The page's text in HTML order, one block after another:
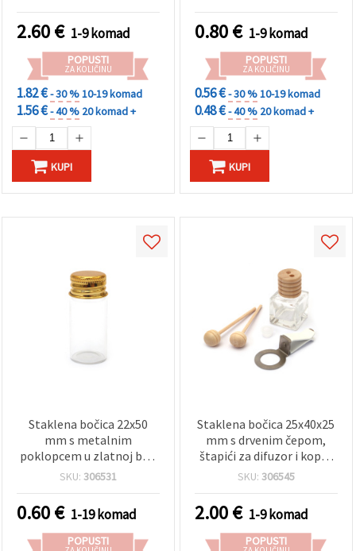
2.60€ 1-9 komad
POPUSTI
ZA KOLIČINU
1.82 €- 30 %10-19 komad
1.56 €- 40 % 20 komad +
KUPI
0.80€ 1-9 komad
POPUSTI
ZA KOLIČINU
0.56 €- 30 %10-19 komad
0.48 €- 40 % 20 komad +
KUPI
Staklena bočica 22x50
mm s metalnim
poklopcem u zlatnoj boji
za hobi i kreativne
SKU: 306531
0.60€ 1-19 komad
POPUSTI
Staklena bočica 25x40x25
mm s drvenim čepom,
štapići za difuzor i kopča
za miris
SKU: 306545
2.00€ 1-9 komad
POPUSTI